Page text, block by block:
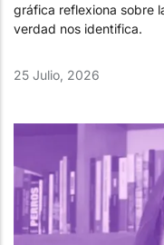
gráfica reflexiona sobre
verdad nos identifica.
25 Julio, 2026